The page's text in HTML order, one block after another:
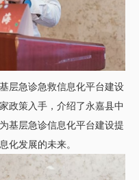
层急诊急救信息化平台建设
政策入手，介绍了永嘉县中
基层急诊信息化平台建设提
化发展的未来。